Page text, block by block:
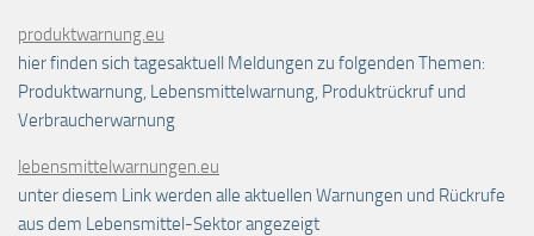
produktwarnung.eu
hier finden sich tagesaktuell Meldungen zu folgenden Themen:
Produktwarnung, Lebensmittelwarnung, Produktrückruf und
Verbraucherwarnung
lebensmittelwarnungen.eu
unter diesem Link werden alle aktuellen Warnungen und Rückrufe
aus dem Lebensmittel-Sektor angezeigt